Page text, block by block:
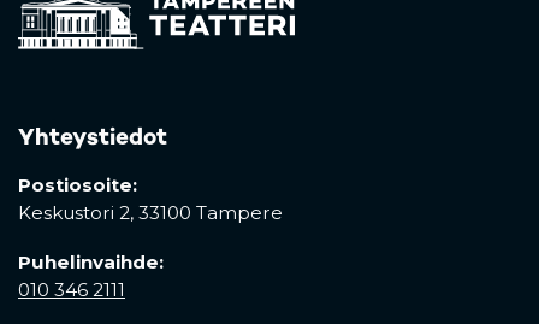
Yhteystiedot
Postiosoite:
Keskustori 2, 33100 Tampere
Puhelinvaihde:
010 346 2111